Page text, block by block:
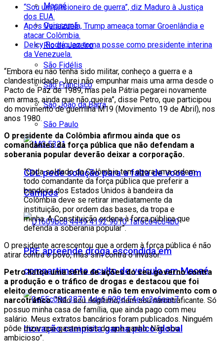
Macaé
Quissamã
Rio de Janeiro
São Fidélis
São Francisco
São João da Barra
São Paulo
CDL pede solução para a falta de voos em
Campos
PRF apreende droga escondida em
compartimento oculto de veículo em Macaé
Inovação campista ganha palco global
“Sou um prisioneiro de guerra”, diz Maduro à Justiça
dos EUA.
Após Venezuela, Trump ameaça tomar Groenlândia e
atacar Colômbia.
Delcy Rodríguez toma posse como presidente interina
da Venezuela.
“Embora eu não tenha sido militar, conheço a guerra e a
clandestinidade. Jurei não empunhar mais uma arma desde o
Pacto de Paz de 1989, mas pela Pátria pegarei novamente
em armas, ainda que não queira”, disse Petro, que participou
do movimento de guerrilha M19 (Movimento 19 de Abril), nos
anos 1980.
O presidente da Colômbia afirmou ainda que os
comandantes da força pública que não defendam a
soberania popular deverão deixar a corporação.
“Cada soldado da Colômbia tem agora uma ordem:
todo comandante da força pública que preferir a
bandeira dos Estados Unidos à bandeira da
Colômbia deve se retirar imediatamente da
instituição, por ordem das bases, da tropa e
minha. A Constituição ordena à força pública que
defenda a soberania popular”.
O presidente acrescentou que a ordem à força pública é não
atirar contra o povo, mas sim contra o invasor.
Petro listou uma série de ações do seu governo contra
a produção e o tráfico de drogas e destacou que foi
eleito democraticamente e não tem envolvimento com o
narcotráfico.“Não sou ilegítimo, nem sou narcotraficante. Só
possuo minha casa de família, que ainda pago com meu
salário. Meus extratos bancários foram publicados. Ninguém
pôde dizer que gastei mais do que ganho. Não sou
ambicioso”.